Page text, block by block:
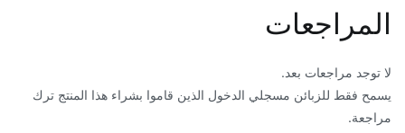
المراجعات
لا توجد مراجعات بعد.
يسمح فقط للزبائن مسجلي الدخول الذين قاموا بشراء هذا المنتج ترك
مراجعة.